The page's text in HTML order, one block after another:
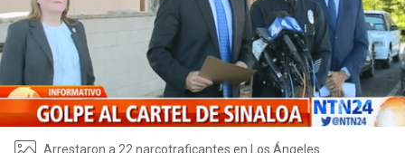
Arrestaron a 22 narcotraficantes en Los Ángeles